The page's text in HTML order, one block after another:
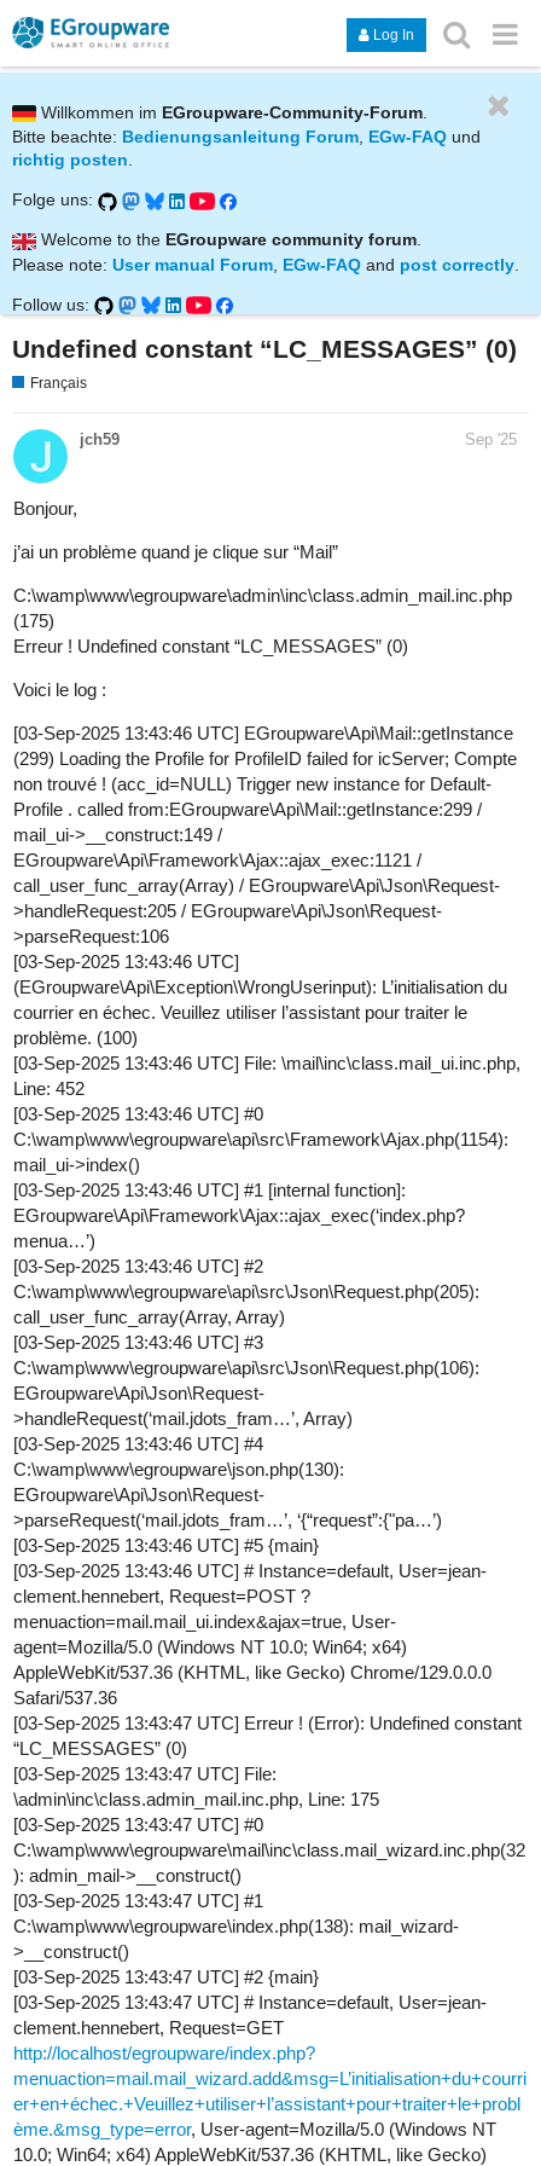
Log In
Willkommen im EGroupware-Community-Forum
Bitte beachte: Bedienungsanleitung Forum, EGw-FAQ und
richtig posten.
Folge uns:
Welcome to the EGroupware community forum.
Please note: User manual Forum EGw-FAQ and post correctly
Follow us:
Undefined constant “LC_MESSAGES” (0)
Français
jch59 Sep '25
Bonjour,
j’ai un problème quand je clique sur “Mail”
C:\wamp\www\egroupware\admin\inc\class.admin_mail.inc.php
(175)
Erreur ! Undefined constant “LC_MESSAGES” (0)
Voici le log :
[03-Sep-2025 13:43:46 UTC] EGroupware\Api\Mail::getInstance
(299) Loading the Profile for ProfileID failed for icServer; Compte
non trouvé ! (acc_id=NULL) Trigger new instance for Default-
Profile . called from:EGroupware\Api\Mail::getInstance:299 /
mail_ui->__construct:149 /
EGroupware\Api\Framework\Ajax::ajax_exec:1121 /
call_user_func_array(Array) / EGroupware\Api\Json\Request-
>handleRequest:205 / EGroupware\Api\Json\Request-
>parseRequest:106
[03-Sep-2025 13:43:46 UTC]
(EGroupware\Api\Exception\WrongUserinput): L’initialisation du
courrier en échec. Veuillez utiliser l’assistant pour traiter le
problème. (100)
[03-Sep-2025 13:43:46 UTC] File: \mail\inc\class.mail_ui.inc.php,
Line: 452
[03-Sep-2025 13:43:46 UTC] #0
C:\wamp\www\egroupware\api\src\Framework\Ajax.php(1154):
mail_ui->index()
[03-Sep-2025 13:43:46 UTC] #1 [internal function]:
EGroupware\Api\Framework\Ajax::ajax_exec(‘index.php?
menua…’)
[03-Sep-2025 13:43:46 UTC] #2
C:\wamp\www\egroupware\api\src\Json\Request.php(205):
call_user_func_array(Array, Array)
[03-Sep-2025 13:43:46 UTC] #3
C:\wamp\www\egroupware\api\src\Json\Request.php(106):
EGroupware\Api\Json\Request-
>handleRequest(‘mail.jdots_fram…’, Array)
[03-Sep-2025 13:43:46 UTC] #4
C:\wamp\www\egroupware\json.php(130):
EGroupware\Api\Json\Request-
>parseRequest(‘mail.jdots_fram…’, ‘{“request”:{"pa…’)
[03-Sep-2025 13:43:46 UTC] #5 {main}
[03-Sep-2025 13:43:46 UTC] # Instance=default, User=jean-
clement.hennebert, Request=POST ?
menuaction=mail.mail_ui.index&ajax=true, User-
agent=Mozilla/5.0 (Windows NT 10.0; Win64; x64)
AppleWebKit/537.36 (KHTML, like Gecko) Chrome/129.0.0.0
Safari/537.36
[03-Sep-2025 13:43:47 UTC] Erreur ! (Error): Undefined constant
“LC_MESSAGES” (0)
[03-Sep-2025 13:43:47 UTC] File:
\admin\inc\class.admin_mail.inc.php, Line: 175
[03-Sep-2025 13:43:47 UTC] #0
C:\wamp\www\egroupware\mail\inc\class.mail_wizard.inc.php(32
): admin_mail->__construct()
[03-Sep-2025 13:43:47 UTC] #1
C:\wamp\www\egroupware\index.php(138): mail_wizard-
>__construct()
[03-Sep-2025 13:43:47 UTC] #2 {main}
[03-Sep-2025 13:43:47 UTC] # Instance=default, User=jean-
clement.hennebert, Request=GET
http://localhost/egroupware/index.php?
menuaction=mail.mail_wizard.add&msg=L’initialisation+du+courri
er+en+échec.+Veuillez+utiliser+l’assistant+pour+traiter+le+probl
ème.&msg_type=error, User-agent=Mozilla/5.0 (Windows NT
10.0; Win64; x64) AppleWebKit/537.36 (KHTML, like Gecko)